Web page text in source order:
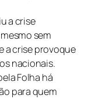
a crise
sem
a crise provoque
nacionais.
Folha há
para quem